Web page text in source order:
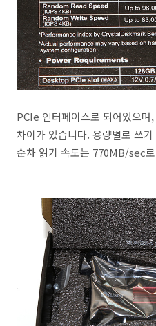
PCIe 인터페이스로 되어있으
차이가 있습니다. 용량별로 쓰
순차 읽기 속도는 770MB/sec